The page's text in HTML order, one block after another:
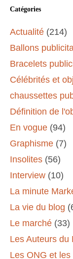
Catégories
Actualité (214)
Ballons
Bracelets
Célébrités et
chaussettes
Définition de
En vogue (94)
Graphisme (7)
Insolites (56)
Interview (10)
La minute
La vie du blog
Le marché (33)
Les Auteurs du
Les ONG et